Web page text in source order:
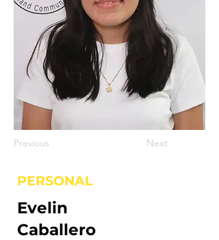
Previous Next
PERSONAL
Evelin
Caballero